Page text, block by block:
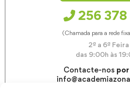
256 378
(Chamada para a rede
2ª a 6ª Feira
das 9:00h às
Contacte-nos